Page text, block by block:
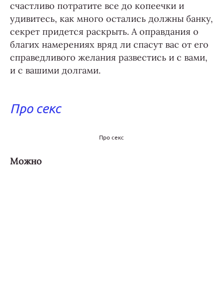
счастливо потратите все до копеечки и
удивитесь, как много остались должны банку,
секрет придется раскрыть. А оправдания о
благих намерениях вряд ли спасут вас от его
справедливого желания развестись и с вами,
и с вашими долгами.
Про секс
Про секс
Можно